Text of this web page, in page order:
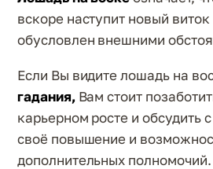
вскоре наступит новый
обусловлен внешними
Если Вы видите лошадь на
гадания,Вам стоит
карьерном росте и обсудить
своё повышение и
дополнительных полномочий.